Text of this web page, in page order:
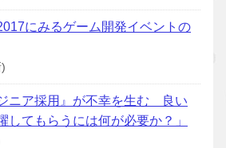
にみるゲーム開発イベントの
ニア採用』が不幸を生む 良い
してもらうには何が必要か？」